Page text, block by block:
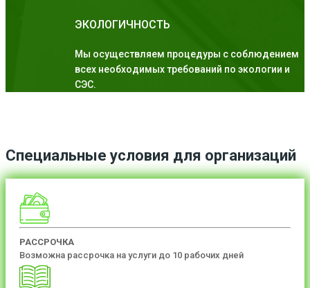
ЭКОЛОГИЧНОСТЬ
Мы осуществляем процедуры с соблюдением
всех необходимых требований по экологии и
СЭС.
Специальные условия для организаций
РАССРОЧКА
Возможна рассрочка на услуги до 10 рабочих дней